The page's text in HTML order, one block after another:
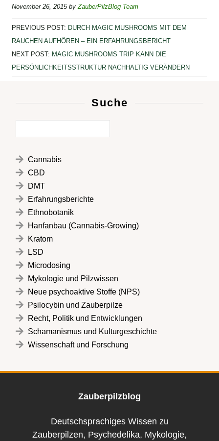
c
e
b
o
tt
er
at
s
A
p
ss
e
n
g
e
n
November 26, 2015by ZauberPilzBlog Team
PREVIOUS POST: DURCH MAGIC MUSHROOMS MIT DEM
RAUCHEN AUFHÖREN – EIN ERFAHRUNGSBERICHT
NEXT POST: MAGIC MUSHROOMS TRIP KANN DIE
PERSÖNLICHKEITSSTRUKTUR NACHHALTIG VERÄNDERN
Suche
Cannabis
CBD
DMT
Erfahrungsberichte
Ethnobotanik
Hanfanbau (Cannabis-Growing)
Kratom
LSD
Microdosing
Mykologie und Pilzwissen
Neue psychoaktive Stoffe (NPS)
Psilocybin und Zauberpilze
Recht, Politik und Entwicklungen
Schamanismus und Kulturgeschichte
Wissenschaft und Forschung
Zauberpilzblog
Deutschsprachiges Wissen zu
Zauberpilzen, Psychedelika, Mykologie,